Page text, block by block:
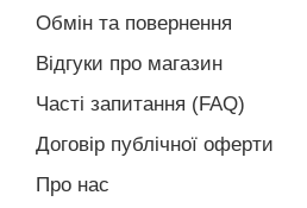
Обмін та повернення
Відгуки про магазин
Часті запитання (FAQ)
Договір публічної оферти
Про нас